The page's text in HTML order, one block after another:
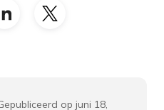
op juni 18,